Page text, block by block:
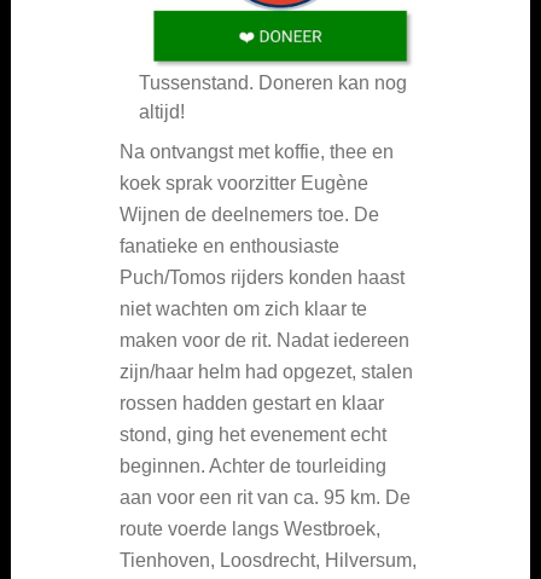
Tussenstand. Doneren kan nog
altijd!
Na ontvangst met koffie, thee en
koek sprak voorzitter Eugène
Wijnen de deelnemers toe. De
fanatieke en enthousiaste
Puch/Tomos rijders konden haast
niet wachten om zich klaar te
maken voor de rit. Nadat iedereen
zijn/haar helm had opgezet, stalen
rossen hadden gestart en klaar
stond, ging het evenement echt
beginnen. Achter de tourleiding
aan voor een rit van ca. 95 km. De
route voerde langs Westbroek,
Tienhoven, Loosdrecht, Hilversum,